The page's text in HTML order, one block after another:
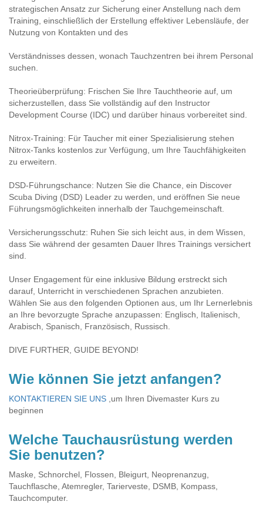
strategischen Ansatz zur Sicherung einer Anstellung nach dem
Training, einschließlich der Erstellung effektiver Lebensläufe, der
Nutzung von Kontakten und des
Verständnisses dessen, wonach Tauchzentren bei ihrem Personal
suchen.
Theorieüberprüfung: Frischen Sie Ihre Tauchtheorie auf, um
sicherzustellen, dass Sie vollständig auf den Instructor
Development Course (IDC) und darüber hinaus vorbereitet sind.
Nitrox-Training: Für Taucher mit einer Spezialisierung stehen
Nitrox-Tanks kostenlos zur Verfügung, um Ihre Tauchfähigkeiten
zu erweitern.
DSD-Führungschance: Nutzen Sie die Chance, ein Discover
Scuba Diving (DSD) Leader zu werden, und eröffnen Sie neue
Führungsmöglichkeiten innerhalb der Tauchgemeinschaft.
Versicherungsschutz: Ruhen Sie sich leicht aus, in dem Wissen,
dass Sie während der gesamten Dauer Ihres Trainings versichert
sind.
Unser Engagement für eine inklusive Bildung erstreckt sich
darauf, Unterricht in verschiedenen Sprachen anzubieten.
Wählen Sie aus den folgenden Optionen aus, um Ihr Lernerlebnis
an Ihre bevorzugte Sprache anzupassen: Englisch, Italienisch,
Arabisch, Spanisch, Französisch, Russisch.
DIVE FURTHER, GUIDE BEYOND!
Wie können Sie jetzt anfangen?
KONTAKTIEREN SIE UNS ,um Ihren Divemaster Kurs zu
beginnen
Welche Tauchausrüstung werden
Sie benutzen?
Maske, Schnorchel, Flossen, Bleigurt, Neoprenanzug,
Tauchflasche, Atemregler, Tarierveste, DSMB, Kompass,
Tauchcomputer.